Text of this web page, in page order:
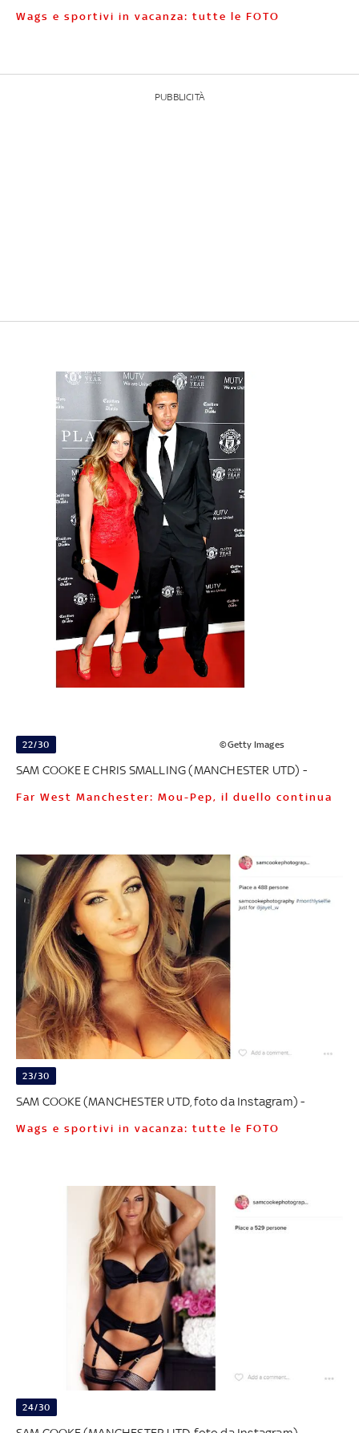
Wags e sportivi in vacanza: tutte le FOTO
PUBBLICITÀ
22/30 ©Getty Images
SAM COOKE E CHRIS SMALLING (MANCHESTER UTD) -
Far West Manchester: Mou-Pep, il duello continua
23/30
SAM COOKE (MANCHESTER UTD, foto da Instagram) -
Wags e sportivi in vacanza: tutte le FOTO
24/30